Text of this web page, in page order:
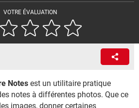
VOTRE ÉVALUATION
Notes est un utilitaire pratique
notes à différentes photos. Que ce
images, donner certaines